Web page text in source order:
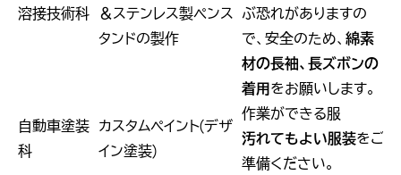
溶接技術科 ＆ステンレス製ペンス
タンドの製作
ぶ恐れがありますの
で、安全のため、 綿素
材の長袖、長ズボンの
着用をお願いします。
自動車塗装
科
カスタムペイント(デザ
イン塗装)
作業ができる服
汚れてもよい服装をご
準備ください。